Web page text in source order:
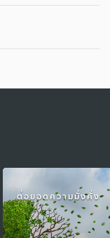
ต่อยอดความมั่งคั่ง